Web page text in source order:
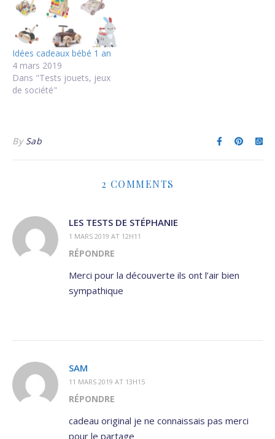
Idées cadeaux bébé 1 an
4 mars 2019
Dans "Tests jouets, jeux
de société"
By Sab
2 COMMENTS
LES TESTS DE STÉPHANIE
1 MARS 2019 AT 12H11
RÉPONDRE
Merci pour la découverte ils ont l’air bien
sympathique
SAM
11 MARS 2019 AT 13H15
RÉPONDRE
cadeau original je ne connaissais pas merci
pour le partage